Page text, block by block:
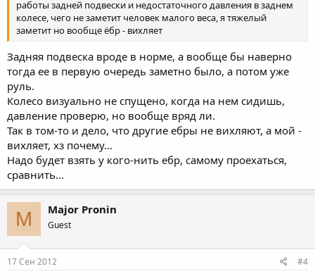
работы задней подвески и недостаточного давления в заднем
колесе, чего не заметит человек малого веса, я тяжелый
заметит но вообще ёбр - вихляет
Задняя подвеска вроде в норме, а вообще бы наверно
тогда ее в первую очередь заметно было, а потом уже
руль.
Колесо визуально не спущено, когда на нем сидишь,
давление проверю, но вообще вряд ли.
Так в том-то и дело, что другие ебры не вихляют, а мой -
вихляет, хз почему...
Надо будет взять у кого-нить ебр, самому проехаться,
сравнить...
M Major Pronin
Guest
17 Сен 2012 #4